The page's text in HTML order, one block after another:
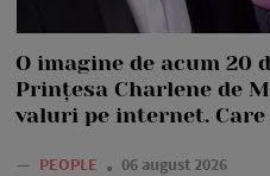
O imagine de acum 20
Prințesa Charlene de
valuri pe internet.
— PEOPLE 06 august 2026